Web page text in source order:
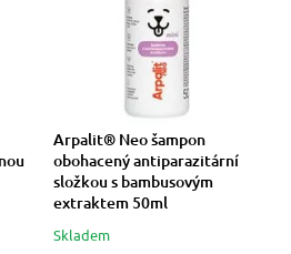
Arpalit® Neo šampon
obohacený antiparazitární
složkou s bambusovým
extraktem 50ml
Skladem